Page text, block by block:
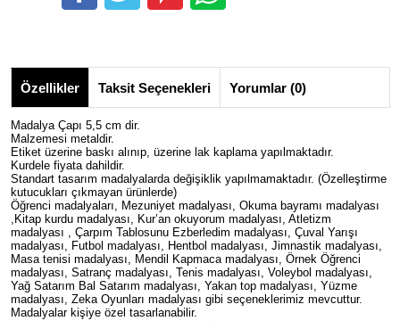
Özellikler Taksit Seçenekleri Yorumlar (0)
Madalya Çapı 5,5 cm dir.
Malzemesi metaldir.
Etiket üzerine baskı alınıp, üzerine lak kaplama yapılmaktadır.
Kurdele fiyata dahildir.
Standart tasarım madalyalarda değişiklik yapılmamaktadır. (Özelleştirme
kutucukları çıkmayan ürünlerde)
Öğrenci madalyaları, Mezuniyet madalyası, Okuma bayramı madalyası
,Kitap kurdu madalyası, Kur’an okuyorum madalyası, Atletizm
madalyası , Çarpım Tablosunu Ezberledim madalyası, Çuval Yarışı
madalyası, Futbol madalyası, Hentbol madalyası, Jimnastik madalyası,
Masa tenisi madalyası, Mendil Kapmaca madalyası, Örnek Öğrenci
madalyası, Satranç madalyası, Tenis madalyası, Voleybol madalyası,
Yağ Satarım Bal Satarım madalyası, Yakan top madalyası, Yüzme
madalyası, Zeka Oyunları madalyası gibi seçeneklerimiz mevcuttur.
Madalyalar kişiye özel tasarlanabilir.